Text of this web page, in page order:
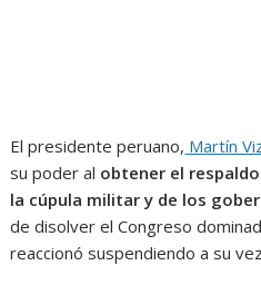
El presidente peruano, Martín
su poder al obtener el
la cúpula militar y de los
de disolver el Congreso
reaccionó suspendiendo a su